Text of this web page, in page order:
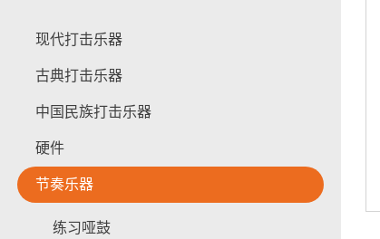
现代打击乐器
古典打击乐器
中国民族打击乐器
硬件
节奏乐器
练习哑鼓